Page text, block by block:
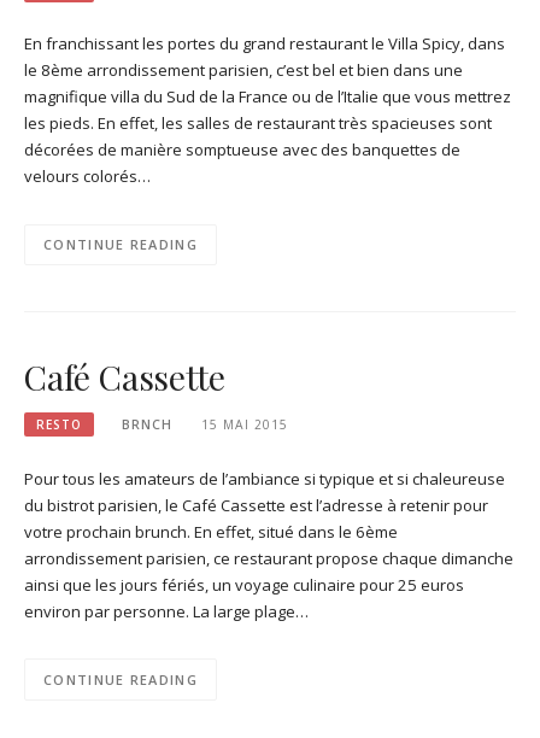
En franchissant les portes du grand restaurant le Villa Spicy, dans
le 8ème arrondissement parisien, c’est bel et bien dans une
magnifique villa du Sud de la France ou de l’Italie que vous mettrez
les pieds. En effet, les salles de restaurant très spacieuses sont
décorées de manière somptueuse avec des banquettes de
velours colorés…
CONTINUE READING
Café Cassette
RESTO BRNCH 15 MAI 2015
Pour tous les amateurs de l’ambiance si typique et si chaleureuse
du bistrot parisien, le Café Cassette est l’adresse à retenir pour
votre prochain brunch. En effet, situé dans le 6ème
arrondissement parisien, ce restaurant propose chaque dimanche
ainsi que les jours fériés, un voyage culinaire pour 25 euros
environ par personne. La large plage…
CONTINUE READING